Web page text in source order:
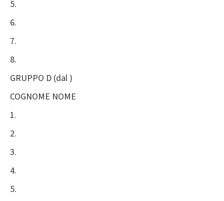
5.
6.
7.
8.
GRUPPO D (dal )
COGNOME NOME
1.
2.
3.
4.
5.